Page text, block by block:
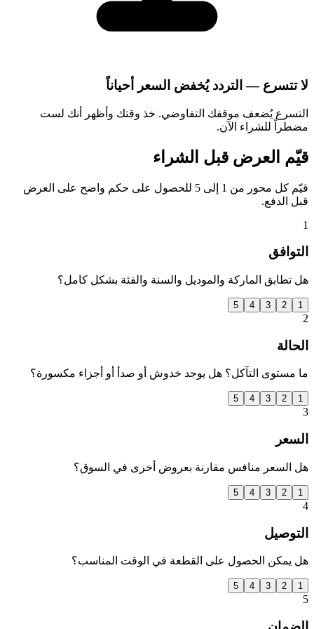
لا تتسرع — التردد يُخفض السعر أحياناً
التسرع يُضعف موقفك التفاوضي. خذ وقتك وأظهر أنك لست
مضطراً للشراء الآن.
قيّم العرض قبل الشراء
قيّم كل محور من 1 إلى 5 للحصول على حكم واضح على العرض
قبل الدفع.
1
التوافق
هل تطابق الماركة والموديل والسنة والفئة بشكل كامل؟
1
2
3
4
5
2
الحالة
ما مستوى التآكل؟ هل يوجد خدوش أو صدأ أو أجزاء مكسورة؟
1
2
3
4
5
3
السعر
هل السعر منافس مقارنة بعروض أخرى في السوق؟
1
2
3
4
5
4
التوصيل
هل يمكن الحصول على القطعة في الوقت المناسب؟
1
2
3
4
5
5